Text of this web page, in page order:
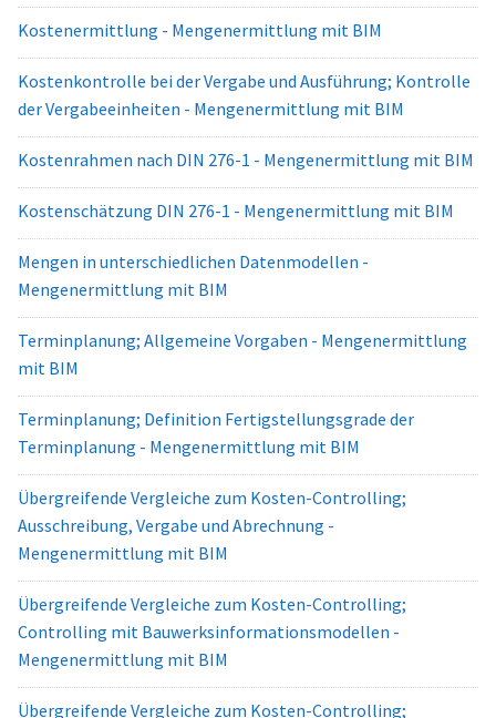
Kostenermittlung - Mengenermittlung mit BIM
Kostenkontrolle bei der Vergabe und Ausführung; Kontrolle
der Vergabeeinheiten - Mengenermittlung mit BIM
Kostenrahmen nach DIN 276-1 - Mengenermittlung mit BIM
Kostenschätzung DIN 276-1 - Mengenermittlung mit BIM
Mengen in unterschiedlichen Datenmodellen -
Mengenermittlung mit BIM
Terminplanung; Allgemeine Vorgaben - Mengenermittlung
mit BIM
Terminplanung; Definition Fertigstellungsgrade der
Terminplanung - Mengenermittlung mit BIM
Übergreifende Vergleiche zum Kosten-Controlling;
Ausschreibung, Vergabe und Abrechnung -
Mengenermittlung mit BIM
Übergreifende Vergleiche zum Kosten-Controlling;
Controlling mit Bauwerksinformationsmodellen -
Mengenermittlung mit BIM
Übergreifende Vergleiche zum Kosten-Controlling;